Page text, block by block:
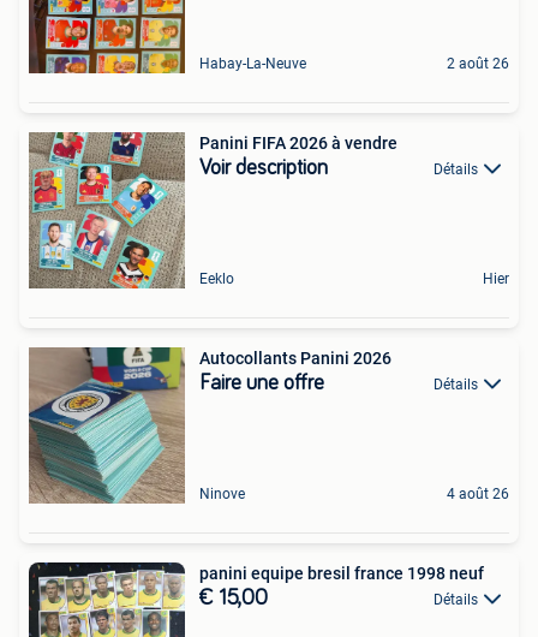
Habay-La-Neuve 2 août 26
Panini FIFA 2026 à vendre
Voir description Détails
Eeklo Hier
Autocollants Panini 2026
Faire une offre Détails
Ninove 4 août 26
panini equipe bresil france 1998 neuf
€ 15,00 Détails